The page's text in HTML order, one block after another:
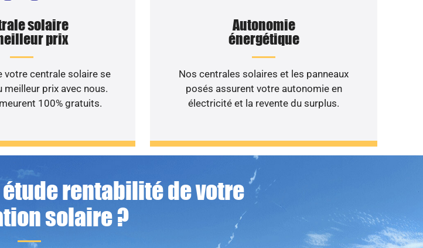
solaire
prix
votre centrale solaire se
prix avec nous.
100% gratuits.
Autonomie
énergétique
Nos centrales solaires et les panneaux
posés assurent votre autonomie en
électricité et la revente du surplus.
rentabilité de votre
solaire ?